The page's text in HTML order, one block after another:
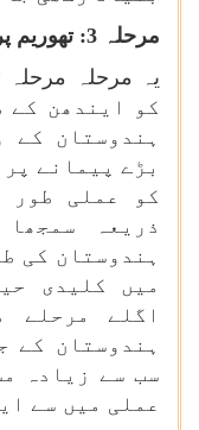
مرحلہ 3: تھوریم پر مبنی ری ایکٹر
کو ایندھن کے
ہندوستان کے
بڑے پیمانے
کو عملی طور
ذریعہ
ہندوستان کی
میں کلیدی
اگلے
ہندوستان کے
سب سے زیادہ
عملی میں سے